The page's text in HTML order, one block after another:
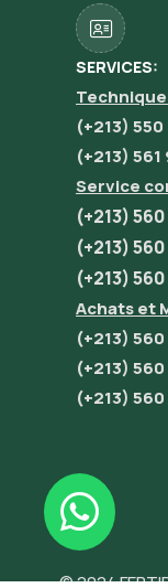
SERVICES:
Technique
(+213)
(+213) 561
Service
(+213)
(+213)
(+213)
Achats et
(+213) 560
(+213)
(+213) 560
© 2024